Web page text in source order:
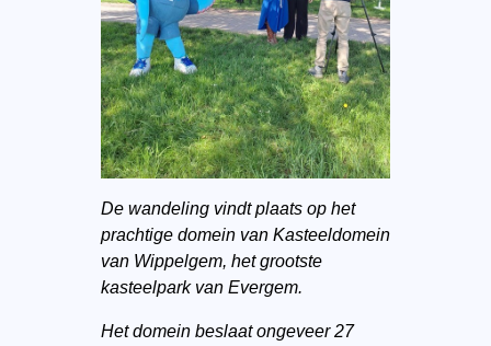
De wandeling vindt plaats op het
prachtige domein van Kasteeldomein
van Wippelgem, het grootste
kasteelpark van Evergem.
Het domein beslaat ongeveer 27